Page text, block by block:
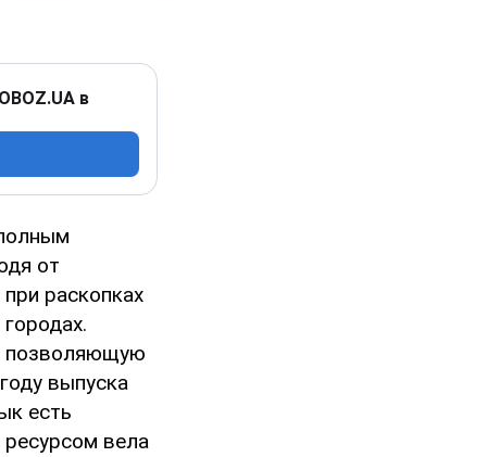
в
от
раскопках
позволяющую
выпуска
есть
вела